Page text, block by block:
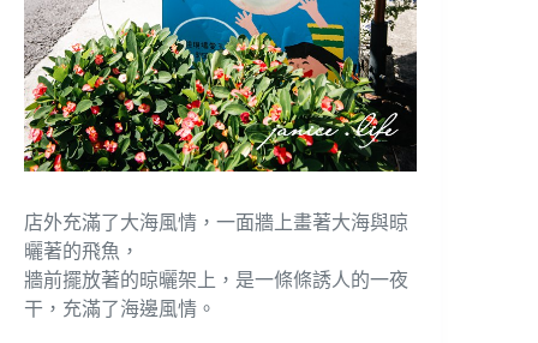
店外充滿了大海風情，一面牆上畫著大海與晾
曬著的飛魚，
牆前擺放著的晾曬架上，是一條條誘人的一夜
干，充滿了海邊風情。